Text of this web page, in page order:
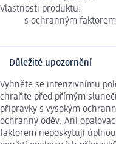
Vlastnosti produktu:
s ochranným faktorem
Důležité upozornění
Vyhněte se intenzivnímu
chraňte před přímým
přípravky s vysokým
ochranný oděv. Ani
faktorem neposkytují